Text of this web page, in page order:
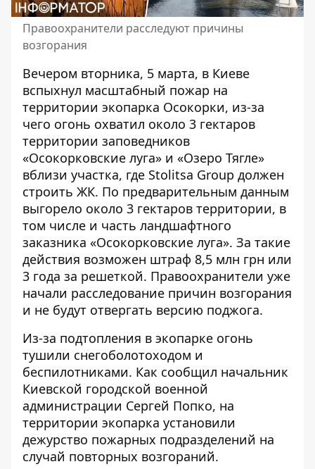
Правоохранители расследуют причины
возгорания
Вечером вторника, 5 марта, в Киеве
вспыхнул масштабный пожар на
территории экопарка Осокорки, из-за
чего огонь охватил около 3 гектаров
территории заповедников
«Осокорковские луга» и «Озеро Тягле»
вблизи участка, где Stolitsa Group должен
строить ЖК. По предварительным данным
выгорело около 3 гектаров территории, в
том числе и часть ландшафтного
заказника «Осокорковские луга». За такие
действия возможен штраф 8,5 млн грн или
3 года за решеткой. Правоохранители уже
начали расследование причин возгорания
и не будут отвергать версию поджога.
Из-за подтопления в экопарке огонь
тушили снегоболотоходом и
беспилотниками. Как сообщил начальник
Киевской городской военной
администрации Сергей Попко, на
территории экопарка установили
дежурство пожарных подразделений на
случай повторных возгораний.